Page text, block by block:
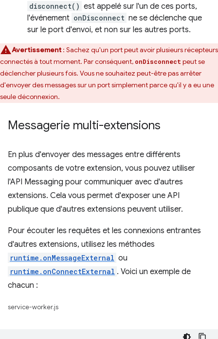
disconnect() est appelé sur l'un de ces ports,
l'événement onDisconnect ne se déclenche que
sur le port d'envoi, et non sur les autres ports.
Avertissement: Sachez qu'un port peut avoir plusieurs récepteurs
connectés à tout moment. Par conséquent, onDisconnect peut se
déclencher plusieurs fois. Vous ne souhaitez peut-être pas arrêter
d'envoyer des messages sur un port simplement parce qu'il y a eu une
seule déconnexion.
Messagerie multi-extensions
En plus d'envoyer des messages entre différents
composants de votre extension, vous pouvez utiliser
l'API Messaging pour communiquer avec d'autres
extensions. Cela vous permet d'exposer une API
publique que d'autres extensions peuvent utiliser.
Pour écouter les requêtes et les connexions entrantes
d'autres extensions, utilisez les méthodes
runtime.onMessageExternal ou
runtime.onConnectExternal . Voici un exemple de
chacun :
service-worker.js